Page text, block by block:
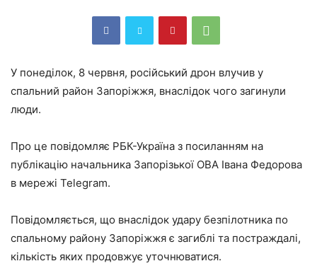
У понеділок, 8 червня, російський дрон влучив у
спальний район Запоріжжя, внаслідок чого загинули
люди.
Про це повідомляє РБК-Україна з посиланням на
публікацію начальника Запорізької ОВА Івана Федорова
в мережі Telegram.
Повідомляється, що внаслідок удару безпілотника по
спальному району Запоріжжя є загиблі та постраждалі,
кількість яких продовжує уточнюватися.